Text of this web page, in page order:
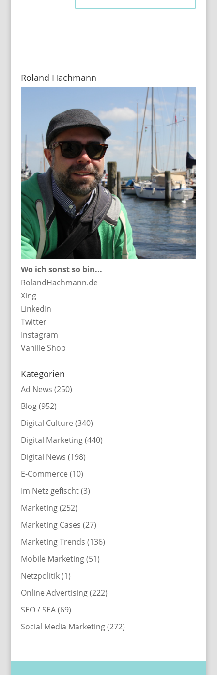
Roland Hachmann
Wo ich sonst so bin...
RolandHachmann.de
Xing
LinkedIn
Twitter
Instagram
Vanille Shop
Kategorien
Ad News (250)
Blog(952)
Digital Culture (340)
Digital Marketing(440)
Digital News (198)
E-Commerce (10)
Im Netz gefischt(3)
Marketing(252)
Marketing Cases (27)
Marketing Trends (136)
Mobile Marketing(51)
Netzpolitik(1)
Online Advertising(222)
SEO / SEA(69)
Social Media Marketing(272)